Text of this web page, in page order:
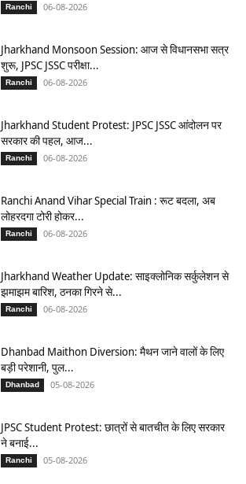
Ranchi 06-08-2026
Jharkhand Monsoon Session: आज से विधानसभा सत्र
शुरू, JPSC JSSC परीक्षा...
Ranchi 06-08-2026
Jharkhand Student Protest: JPSC JSSC आंदोलन पर
सरकार की पहल, आज...
Ranchi 06-08-2026
Ranchi Anand Vihar Special Train : रूट बदला, अब
लोहरदगा टोरी होकर...
Ranchi 06-08-2026
Jharkhand Weather Update: साइक्लोनिक सर्कुलेशन से
झमाझम बारिश, ठनका गिरने से...
Ranchi 06-08-2026
Dhanbad Maithon Diversion: मैथन जाने वालों के लिए
बड़ी परेशानी, पुल...
Dhanbad 05-08-2026
JPSC Student Protest: छात्रों से बातचीत के लिए सरकार
ने बनाई...
Ranchi 05-08-2026